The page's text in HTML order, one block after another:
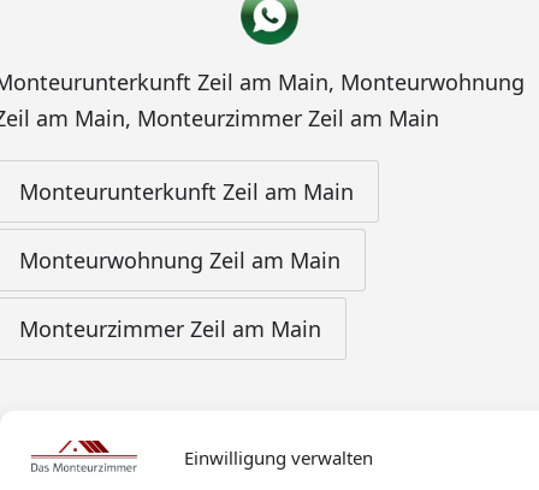
Einwilligung verwalten
Zeil am Main, Monteurwohnung
am Main, Monteurzimmer Zeil am Main
Monteurunterkunft Zeil am Main
Monteurwohnung Zeil am Main
Monteurzimmer Zeil am Main